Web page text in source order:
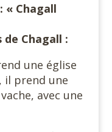
« Chagall
de Chagall :
une église
il prend une
avec une